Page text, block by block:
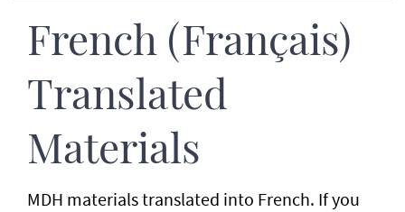
French (Français)
Translated
Materials
MDH materials translated into French. If you